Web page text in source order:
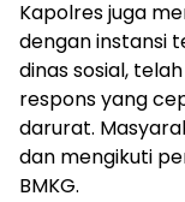
Kapolres juga
dengan instansi
dinas sosial,
respons yang
darurat.
dan mengikuti
BMKG.